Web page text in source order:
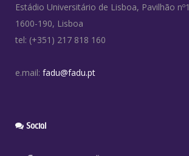
Estádio Universitário de Lisboa, Pavilhão nº1
1600-190, Lisboa
tel: (+351) 217 818 160
e.mail: fadu@fadu.pt
Social